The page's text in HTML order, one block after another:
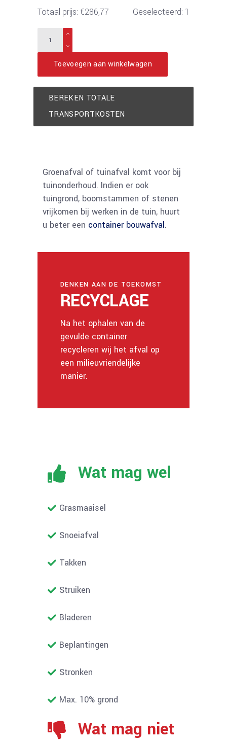
Totaal prijs: €286,77 Geselecteerd: 1
Toevoegen aan winkelwagen
BEREKEN TOTALE
TRANSPORTKOSTEN
Groenafval of tuinafval komt voor bij
tuinonderhoud. Indien er ook
tuingrond, boomstammen of stenen
vrijkomen bij werken in de tuin, huurt
u beter een container bouwafval.
DENKEN AAN DE TOEKOMST
RECYCLAGE
Na het ophalen van de
gevulde container
recycleren wij het afval op
een milieuvriendelijke
manier.
Wat mag wel
Grasmaaisel
Snoeiafval
Takken
Struiken
Bladeren
Beplantingen
Stronken
Max. 10% grond
Wat mag niet